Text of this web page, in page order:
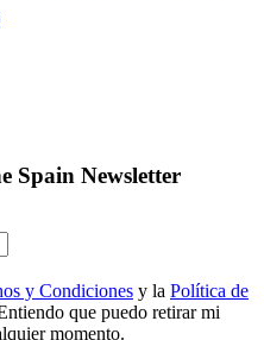
Spain Newsletter
y Condiciones y la Política de
que puedo retirar mi
momento.